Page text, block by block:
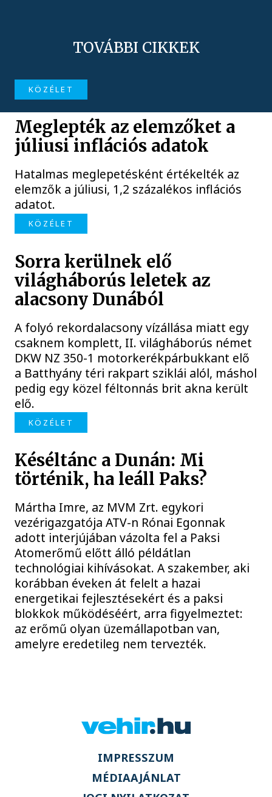
TOVÁBBI CIKKEK
KÖZÉLET
Meglepték az elemzőket a
júliusi inflációs adatok
Hatalmas meglepetésként értékelték az
elemzők a júliusi, 1,2 százalékos inflációs
adatot.
KÖZÉLET
Sorra kerülnek elő
világháborús leletek az
alacsony Dunából
A folyó rekordalacsony vízállása miatt egy
csaknem komplett, II. világháborús német
DKW NZ 350-1 motorkerékpárbukkant elő
a Batthyány téri rakpart sziklái alól, máshol
pedig egy közel féltonnás brit akna került
elő.
KÖZÉLET
Késéltánc a Dunán: Mi
történik, ha leáll Paks?
Mártha Imre, az MVM Zrt. egykori
vezérigazgatója ATV-n Rónai Egonnak
adott interjújában vázolta fel a Paksi
Atomerőmű előtt álló példátlan
technológiai kihívásokat. A szakember, aki
korábban éveken át felelt a hazai
energetikai fejlesztésekért és a paksi
blokkok működéséért, arra figyelmeztet:
az erőmű olyan üzemállapotban van,
amelyre eredetileg nem tervezték.
IMPRESSZUM
MÉDIAAJÁNLAT